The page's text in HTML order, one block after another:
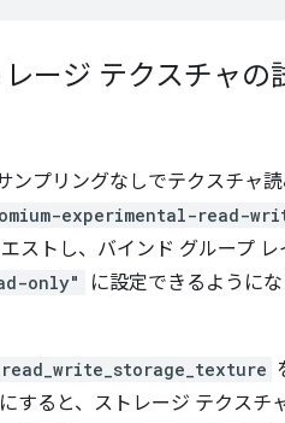
ージ テクスチャの
プリングなしでテクスチャ
experimental-read-
ストし、バインド グループ
only" に設定できるように
すると、ストレージ テクスチ